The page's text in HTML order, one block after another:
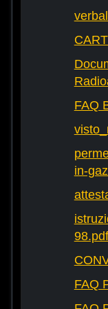
FAQ
in-
98.pdf
FAQ